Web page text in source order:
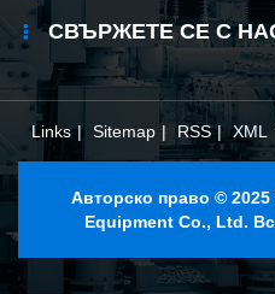
СВЪРЖЕТЕ СЕ С
Links | Sitemap | RSS | XML
Авторско право ©
Equipment Co., Ltd.